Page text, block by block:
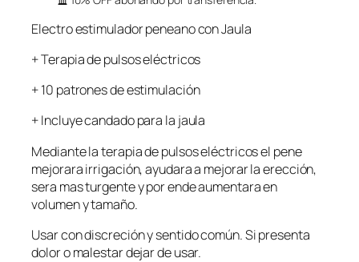
Electro estimulador peneano con Jaula
+ Terapia de pulsos eléctricos
+ 10 patrones de estimulación
+ Incluye candado para la jaula
Mediante la terapia de pulsos eléctricos el pene
mejorara irrigación, ayudara a mejorar la erección,
sera mas turgente y por ende aumentara en
volumen y tamaño.
Usar con discreción y sentido común. Si presenta
dolor o malestar dejar de usar.